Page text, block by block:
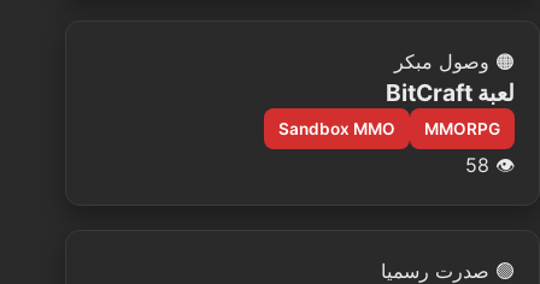
🟠 وصول مبكر
لعبة BitCraft
MMORPG
Sandbox MMO
👁️
58
🟢 صدرت رسميا